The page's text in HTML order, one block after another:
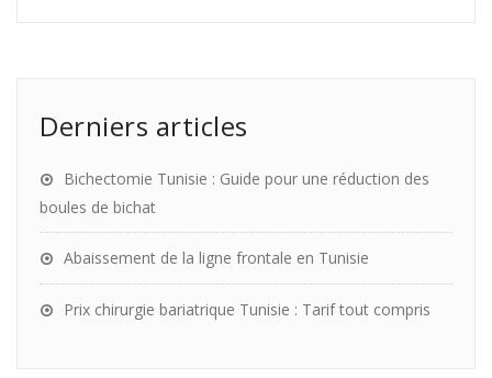
Derniers articles
Bichectomie Tunisie : Guide pour une réduction des
boules de bichat
Abaissement de la ligne frontale en Tunisie
Prix chirurgie bariatrique Tunisie : Tarif tout compris